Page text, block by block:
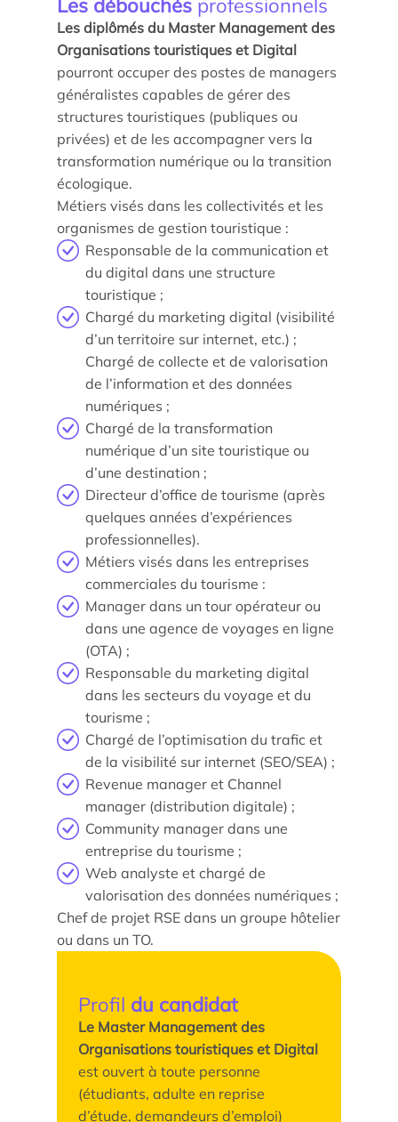
Les débouchés professionnels
Les diplômés du Master Management des
Organisations touristiques et Digital
pourront occuper des postes de managers
généralistes capables de gérer des
structures touristiques (publiques ou
privées) et de les accompagner vers la
transformation numérique ou la transition
écologique.
Métiers visés dans les collectivités et les
organismes de gestion touristique :
Responsable de la communication et
du digital dans une structure
touristique ;
Chargé du marketing digital (visibilité
d’un territoire sur internet, etc.) ;
Chargé de collecte et de valorisation
de l’information et des données
numériques ;
Chargé de la transformation
numérique d’un site touristique ou
d’une destination ;
Directeur d’office de tourisme (après
quelques années d’expériences
professionnelles).
Métiers visés dans les entreprises
commerciales du tourisme :
Manager dans un tour opérateur ou
dans une agence de voyages en ligne
(OTA) ;
Responsable du marketing digital
dans les secteurs du voyage et du
tourisme ;
Chargé de l’optimisation du trafic et
de la visibilité sur internet (SEO/SEA) ;
Revenue manager et Channel
manager (distribution digitale) ;
Community manager dans une
entreprise du tourisme ;
Web analyste et chargé de
valorisation des données numériques ;
Chef de projet RSE dans un groupe hôtelier
ou dans un TO.
Profil du candidat
Le Master Management des
Organisations touristiques et Digital
est ouvert à toute personne
(étudiants, adulte en reprise
d’étude, demandeurs d’emploi)